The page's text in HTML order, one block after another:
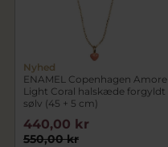
Nyhed
ENAMEL Copenhagen Amore
Light Coral halskæde forgyldt
sølv (45 + 5 cm)
550,00 kr
440,00 kr